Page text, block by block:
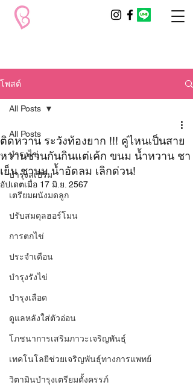
โพสต์
All Posts
บำรุงไข่
บำรุงสเปิร์ม
เตรียมผนังมดลูก
ปรับสมดุลฮอร์โมน
การตกไข่
ประจำเดือน
บำรุงรังไข่
บำรุงเลือด
ดูแลหลังใส่ตัวอ่อน
โภชนาการเสริมภาวะเจริญพันธุ์
เทคโนโลยีช่วยเจริญพันธุ์ทางการแพทย์
วิตามินบำรุงเตรียมตั้งครรภ์
All Posts
ติดหวาน ระวังท้องยาก !!! คู่ไหนเป็นสาย
หวานชวนกันกินแต่เค้ก ขนม น้ำหวาน ชา
เย็น ชานม น้ำอัดลม เลิกด่วน!
อัปเดตเมื่อ 17 มิ.ย. 2567